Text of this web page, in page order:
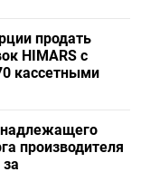
продать
HIMARS с
кассетными
производителя